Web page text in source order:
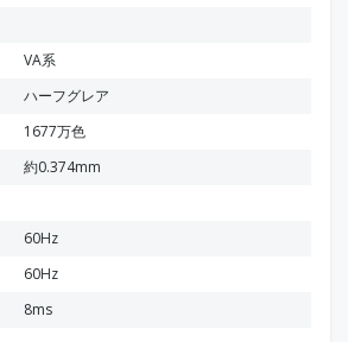
VA系
ハーフグレア
1677万色
約0.374mm
60Hz
60Hz
8ms